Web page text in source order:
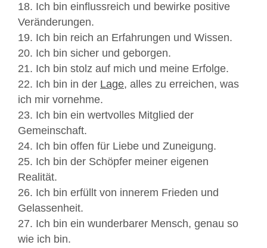
18. Ich bin einflussreich und bewirke positive
Veränderungen.
19. Ich bin reich an Erfahrungen und Wissen.
20. Ich bin sicher und geborgen.
21. Ich bin stolz auf mich und meine Erfolge.
22. Ich bin in der Lage, alles zu erreichen, was
ich mir vornehme.
23. Ich bin ein wertvolles Mitglied der
Gemeinschaft.
24. Ich bin offen für Liebe und Zuneigung.
25. Ich bin der Schöpfer meiner eigenen
Realität.
26. Ich bin erfüllt von innerem Frieden und
Gelassenheit.
27. Ich bin ein wunderbarer Mensch, genau so
wie ich bin.